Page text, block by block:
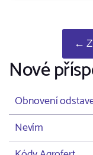
←
Nové
Obnovení
Nevím